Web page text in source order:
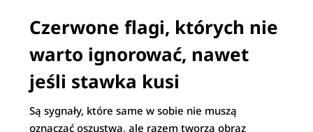
Czerwone flagi, których nie
warto ignorować, nawet
jeśli stawka kusi
Są sygnały, które same w sobie nie muszą
oznaczać oszustwa, ale razem tworzą obraz